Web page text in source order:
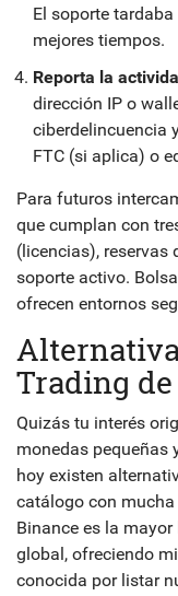
El soporte
mejores tiempos.
Reporta la
dirección IP o
ciberdelincuencia
FTC (si aplica) o
Para futuros
que cumplan con
(licencias), reservas
soporte activo.
ofrecen entornos
Trading
Quizás tu interés
monedas pequeñas
hoy existen
catálogo con
Binance es la
global, ofreciendo
conocida por listar